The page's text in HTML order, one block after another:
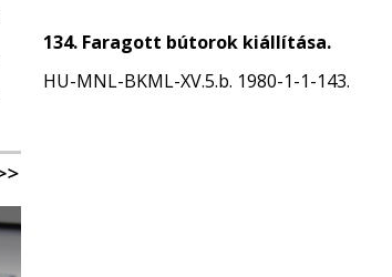
134. Faragott bútorok kiállítása.
HU-MNL-BKML-XV.5.b. 1980-1-1-143.